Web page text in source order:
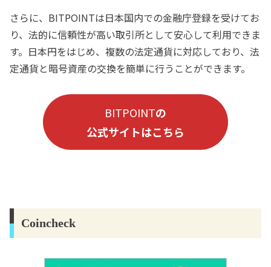
さらに、BITPOINTは日本国内での金融庁登録を受けてお
り、法的に信頼性が高い取引所として安心して利用できま
す。日本円をはじめ、複数の法定通貨に対応しており、法
定通貨と暗号資産の交換を簡単に行うことができます。
BITPOINTの
公式サイトはこちら
Coincheck